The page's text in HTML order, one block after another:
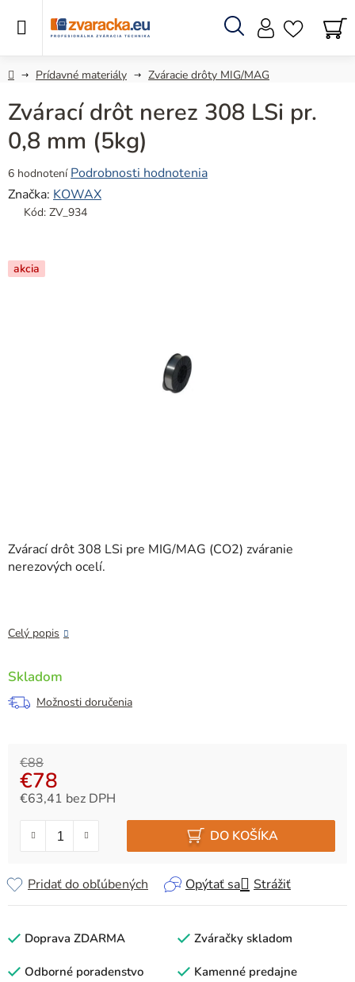
Hľadať
DomovPrídavné materiály Zváracie drôty MIG/MAG
Zvárací drôt 308 LSi pre MIG/MAG (CO2) zváranie
nerezových ocelí.
Celý popis
Skladom
Možnosti doručenia
€88
€78
€63,41 bez DPH
DO KOŠÍKA
Opýtať sa Strážiť
Pridať do obľúbených
Zvárací drôt nerez 308 LSi pr.
0,8 mm (5kg)
Priemerné
hodnotenie
produktu
z
5
6 hodnotení Podrobnosti hodnotenia
Značka: KOWAX
Kód: ZV_934
akcia
Doprava ZDARMA Zváračky skladom
Odborné poradenstvo Kamenné predajne